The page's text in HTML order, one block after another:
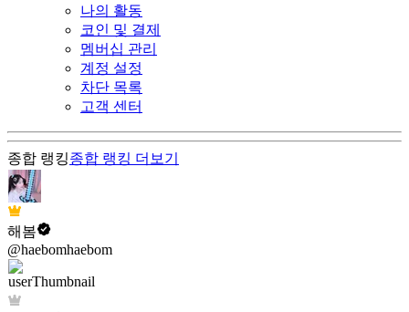
나의 활동
코인 및 결제
멤버십 관리
계정 설정
차단 목록
고객 센터
종합 랭킹종합 랭킹 더보기
해봄
@haebomhaebom